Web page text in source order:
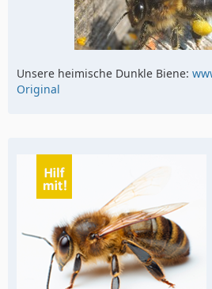
Unsere heimische Dunkle Biene:
Original